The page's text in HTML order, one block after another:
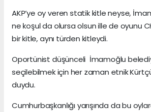
AKP’ye oy veren statik kitle neyse,
ne koşul da olursa olsun ille de oyunu
bir kitle, aynı türden kitleydi.
Oportünist düşünceli İmamoğlu
seçilebilmek için her zaman etnik
duydu.
Cumhurbaşkanlığı yarışında da bu